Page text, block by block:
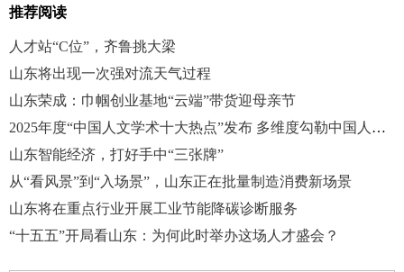
推荐阅读
人才站“C位”，齐鲁挑大梁
山东将出现一次强对流天气过程
山东荣成：巾帼创业基地“云端”带货迎母亲节
2025年度“中国人文学术十大热点”发布 多维度勾勒中国人文学术图景
山东智能经济，打好手中“三张牌”
从“看风景”到“入场景”，山东正在批量制造消费新场景
山东将在重点行业开展工业节能降碳诊断服务
“十五五”开局看山东：为何此时举办这场人才盛会？